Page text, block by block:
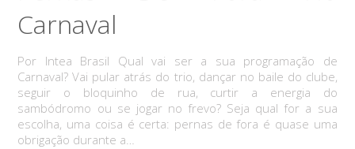
Carnaval
Por Intea Brasil Qual vai ser a sua programação de
Carnaval? Vai pular atrás do trio, dançar no baile do clube,
seguir o bloquinho de rua, curtir a energia do
sambódromo ou se jogar no frevo? Seja qual for a sua
escolha, uma coisa é certa: pernas de fora é quase uma
obrigação durante a…